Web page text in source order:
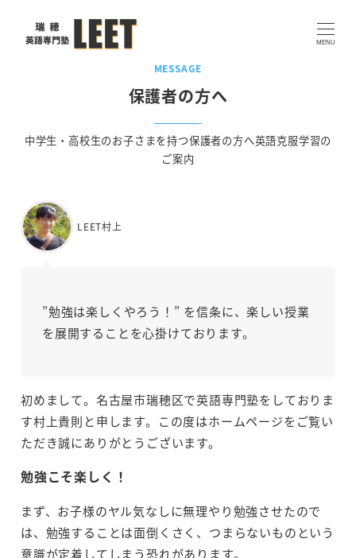
MENU
MESSAGE
保護者の方へ
中学生・高校生のお子さまを持つ保護者の方へ英語克服学習の
ご案内
LEET村上
”勉強は楽しくやろう！” を信条に、楽しい授業
を展開することを心掛けております。
初めまして。名古屋市瑞穂区で英語専門塾をしておりま
す村上貴則と申します。この度はホームページをご覧い
ただき誠にありがとうございます。
勉強こそ楽しく！
まず、お子様のヤル気なしに無理やり勉強させたので
は、勉強することは面倒くさく、つまらないものという
意識が定着してしまう恐れがあります。